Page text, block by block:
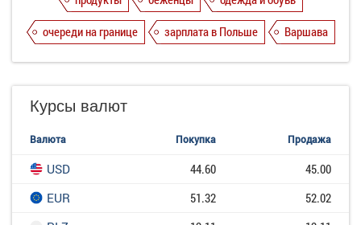
очереди на границе
зарплата в Польше Варшава
Курсы валют
Валюта Покупка Продажа
USD 44.60
45.00
EUR
51.32
52.02